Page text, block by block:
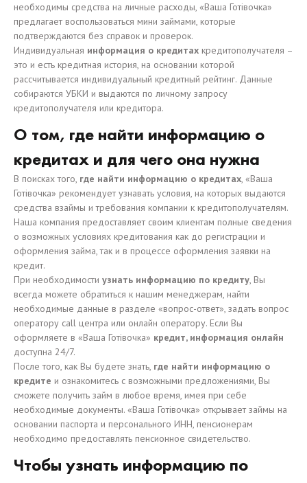
необходимы средства на личные расходы, «Ваша Готівочка»
предлагает воспользоваться мини займами, которые
подтверждаются без справок и проверок.
Индивидуальная информация о кредитах кредитополучателя –
это и есть кредитная история, на основании которой
рассчитывается индивидуальный кредитный рейтинг. Данные
собираются УБКИ и выдаются по личному запросу
кредитополучателя или кредитора.
О том, где найти информацию о
кредитах и для чего она нужна
В поисках того, где найти информацию о кредитах, «Ваша
Готівочка» рекомендует узнавать условия, на которых выдаются
средства взаймы и требования компании к кредитополучателям.
Наша компания предоставляет своим клиентам полные сведения
о возможных условиях кредитования как до регистрации и
оформления займа, так и в процессе оформления заявки на
кредит.
При необходимости узнать информацию по кредиту, Вы
всегда можете обратиться к нашим менеджерам, найти
необходимые данные в разделе «вопрос-ответ», задать вопрос
оператору call центра или онлайн оператору. Если Вы
оформляете в «Ваша Готівочка» кредит, информация онлайн
доступна 24/7.
После того, как Вы будете знать, где найти информацию о
кредите и ознакомитесь с возможными предложениями, Вы
сможете получить займ в любое время, имея при себе
необходимые документы. «Ваша Готівочка» открывает займы на
основании паспорта и персонального ИНН, пенсионерам
необходимо предоставлять пенсионное свидетельство.
Чтобы узнать информацию по